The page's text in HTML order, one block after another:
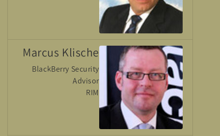
Marcus Klische
BlackBerry Security
Advisor
RIM